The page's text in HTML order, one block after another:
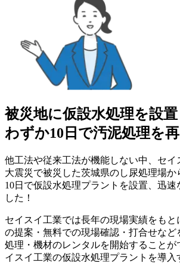
被災地に仮設水処理を設置
わずか10日で汚泥処理を再
他工法や従来工法が機能しない中、セイ
大震災で被災した茨城県のし尿処理場
10日で仮設水処理プラントを設置、迅速
した！
セイスイ工業では長年の現場実績をも
の提案・無料での現場確認・打合せなど
処理・機材のレンタルを開始することが
イスイ工業の仮設水処理プラントを導